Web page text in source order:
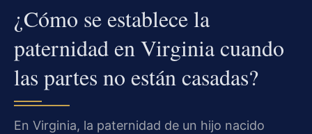
¿Cómo se establece la
paternidad en Virginia cuando
las partes no están casadas?
En Virginia, la paternidad de un hijo nacido